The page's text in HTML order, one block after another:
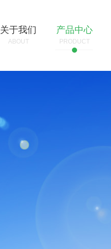
关于我们
ABOUT
产品中心
PRODUCT